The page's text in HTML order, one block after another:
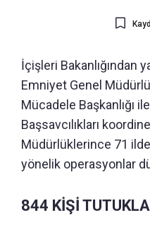
İçişleri Bakanlığından
Emniyet Genel
Mücadele Başkanlığı
Başsavcılıkları
Müdürlüklerince 71
yönelik operasyonlar
844 KİŞİ